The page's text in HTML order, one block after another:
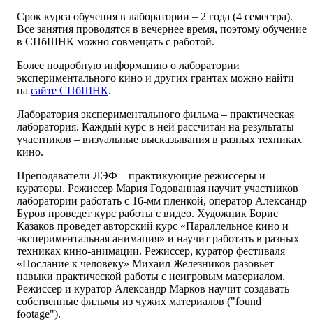
Срок курса обучения в лаборатории – 2 года (4 семестра).
Все занятия проводятся в вечернее время, поэтому обучение
в СПбШНК можно совмещать с работой.
Более подробную информацию о лаборатории
экспериментального кино и других грантах можно найти
на сайте СПбШНК.
Лаборатория экспериментального фильма – практическая
лаборатория. Каждый курс в ней рассчитан на результаты
участников – визуальные высказывания в разных техниках
кино.
Преподаватели ЛЭФ – практикующие режиссеры и
кураторы. Режиссер Мария Годованная научит участников
лаборатории работать с 16-мм пленкой, оператор Александр
Буров проведет курс работы с видео. Художник Борис
Казаков проведет авторский курс «Параллельное кино и
экспериментальная анимация» и научит работать в разных
техниках кино-анимации. Режиссер, куратор фестиваля
«Послание к человеку» Михаил Железников разовьет
навыки практической работы с неигровым материалом.
Режиссер и куратор Александр Марков научит создавать
собственные фильмы из чужих материалов ("found
footage").